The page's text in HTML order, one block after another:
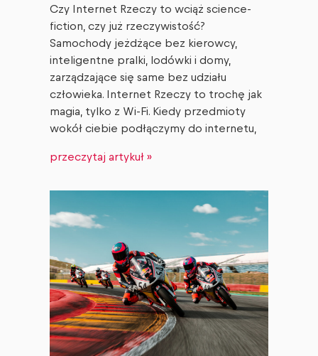
Czy Internet Rzeczy to wciąż science-
fiction, czy już rzeczywistość?
Samochody jeżdżące bez kierowcy,
inteligentne pralki, lodówki i domy,
zarządzające się same bez udziału
człowieka. Internet Rzeczy to trochę jak
magia, tylko z Wi-Fi. Kiedy przedmioty
wokół ciebie podłączymy do internetu,
przeczytaj artykuł »